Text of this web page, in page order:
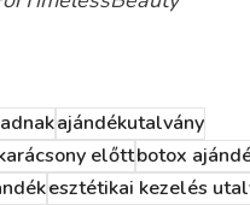
ajándékutalvány
előttbotox
esztétikai kezelés